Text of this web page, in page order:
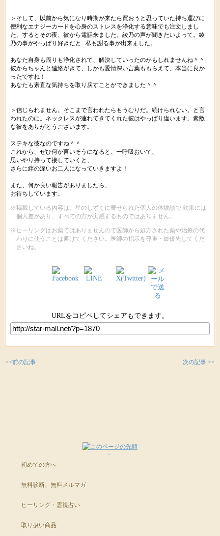
＞そして、以前から気になり時期が来たら買おうと思っていた持ち運びに
便利なエナジーカードを心身のストレスを浄化する意味でも注文しまし
た。するとその夜、彼から電話来ました。綾乃の声が聞きたいよって。綾
乃の事がやっぱり好きだと...私も謝る事が出来ました。
あなた自身も周りも浄化されて、解決していったのかもしれませんね＾＾
彼からちゃんと連絡がきて、しかも愛情深い言葉ももらえて、本当に良か
ったですね！
あなたも素直な気持ちを取り戻すことができました＾＾
＞信じられません。そこまで言われたらもうむりだ。続けられない。と言
われたのに。ネックレスが連れてきてくれた彼はやっぱり違います。素敵
な彼をありがとうございます。
ステキな彼なのですね＾＾
これから、ぜひ何か言いそうになると、一呼吸おいて、
思いやり持って接していくと、
さらに絆の深いお二人になっていきますよ！
また、何か良い報告がありましたら、
お待ちしています。
※掲載している内容は、星のしずくに寄せられた個人の体験談で 効果には
個人差があり、すべての方が実感するものではありません。
※ヒーリングはお薬ではありませんので医師から処方された薬や治療の代
わりに使うことは避けてください。医師の指示を尊重・最優先してくだ
さいね。
URLをコピペしてシェアもできます。
<<前の記事 次の記事 >>
初めての方へ
無料診断、無料メルマガ
ヒーリング・霊視占い
取り扱い商品